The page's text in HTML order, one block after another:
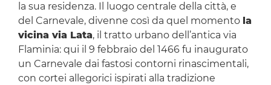
la sua residenza. Il luogo centrale della città, e
del Carnevale, divenne così da quel momento la
vicina via Lata, il tratto urbano dell’antica via
Flaminia: qui il 9 febbraio del 1466 fu inaugurato
un Carnevale dai fastosi contorni rinascimentali,
con cortei allegorici ispirati alla tradizione